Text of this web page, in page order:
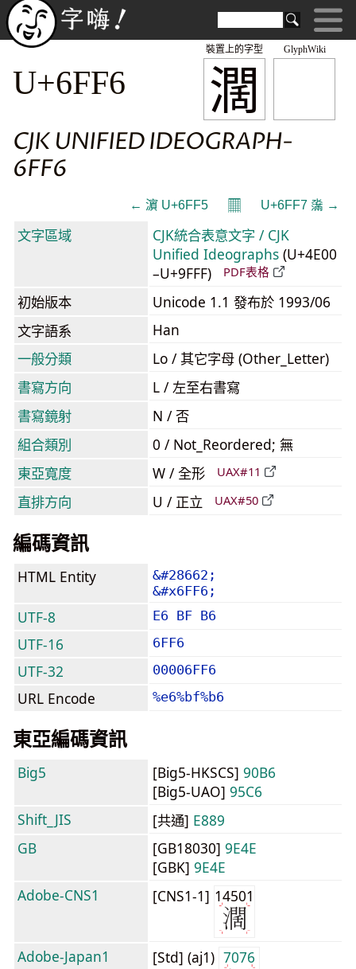
GlyphWiki
濶
裝置上的字型
U+6FF6
CJK UNIFIED IDEOGRAPH-
6FF6
← 濵 U+6FF5 𝄜 U+6FF7 濷 →
文字區域
CJK統合表意文字 / CJK
Unified Ideographs (U+4E00
–U+9FFF)
PDF表格
初始版本
Unicode 1.1 發布於 1993/06
文字語系
Han
一般分類
Lo / 其它字母 (Other_Letter)
書寫方向
L / 左至右書寫
書寫鏡射
N / 否
組合類別
0 / Not_Reordered; 無
東亞寬度
W / 全形 UAX#11
直排方向 U / 正立 UAX#50
編碼資訊
HTML Entity
&#28662;
&#x6FF6;
UTF-8 E6 BF B6
UTF-16 6FF6
UTF-32 00006FF6
URL Encode %e6%bf%b6
東亞編碼資訊
Big5 [Big5-HKSCS] 90B6
[Big5-UAO] 95C6
Shift_JIS
[共通] E889
GB
[GB18030] 9E4E
[GBK] 9E4E
Adobe-CNS1
[CNS1-1] 14501
Adobe-Japan1 [Std] (aj1) 7076